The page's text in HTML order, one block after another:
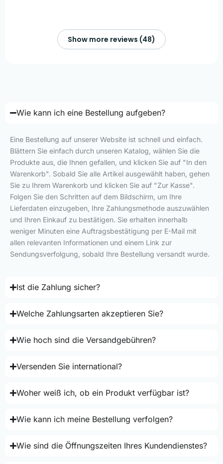
Show more reviews (48)
Wie kann ich eine Bestellung aufgeben?
Eine Bestellung auf unserer Website ist schnell und einfach.
Blättern Sie einfach durch unseren Katalog, wählen Sie die
Produkte aus, die Ihnen gefallen, und klicken Sie auf "In den
Warenkorb". Sobald Sie alle Artikel ausgewählt haben, gehen
Sie zu Ihrem Warenkorb und klicken Sie auf "Zur Kasse".
Folgen Sie den Schritten auf dem Bildschirm, um Ihre
Lieferdaten einzugeben, Ihre Zahlungsmethode auszuwählen
und Ihren Einkauf zu bestätigen. Sie erhalten innerhalb
weniger Minuten eine Auftragsbestätigung per E-Mail mit
allen relevanten Informationen und einem Link zur
Sendungsverfolgung, sobald Ihre Bestellung versandt wurde.
Ist die Zahlung sicher?
Welche Zahlungsarten akzeptieren Sie?
Wie hoch sind die Versandgebühren?
Versenden Sie international?
Woher weiß ich, ob ein Produkt verfügbar ist?
Wie kann ich meine Bestellung verfolgen?
Wie sind die Öffnungszeiten Ihres Kundendienstes?